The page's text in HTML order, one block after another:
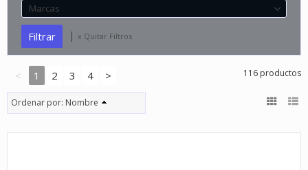
Marcas
| x Quitar Filtros
< 1 2 3 4 > 116 productos
Ordenar por: Nombre